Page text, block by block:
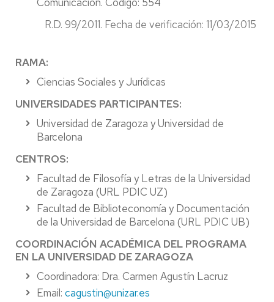
R.D. 99/2011. Fecha de verificación: 11/03/2015
RAMA:
Ciencias Sociales y Jurídicas
UNIVERSIDADES PARTICIPANTES:
Universidad de Zaragoza y Universidad de
Barcelona
CENTROS:
Facultad de Filosofía y Letras de la Universidad
de Zaragoza (URL PDIC UZ)
Facultad de Biblioteconomía y Documentación
de la Universidad de Barcelona (URL PDIC UB)
COORDINACIÓN ACADÉMICA DEL PROGRAMA
EN LA UNIVERSIDAD DE ZARAGOZA
Coordinadora: Dra. Carmen Agustín Lacruz
Email: cagustin@unizar.es